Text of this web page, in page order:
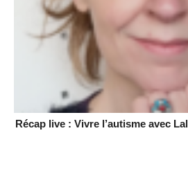
Récap live : Vivre l’autisme avec